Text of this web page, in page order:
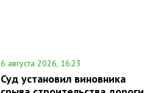
6 августа 2026, 16:23
Суд установил виновника